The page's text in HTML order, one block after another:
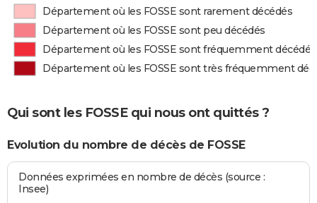
Département où les FOSSE sont rarement décédés
Département où les FOSSE sont peu décédés
Département où les FOSSE sont fréquemment décédés
Département où les FOSSE sont très fréquemment
Qui sont les FOSSE qui nous ont quittés ?
Evolution du nombre de décès de FOSSE
Données exprimées en nombre de décès (source :
Insee)